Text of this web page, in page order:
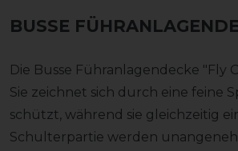
BUSSE
Die Busse Führanlagendecke
Sie zeichnet sich durch eine feine
schützt, während sie gleichzeitig
Schulterpartie werden